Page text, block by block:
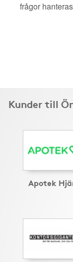
frågor
Kunder till
Apotek